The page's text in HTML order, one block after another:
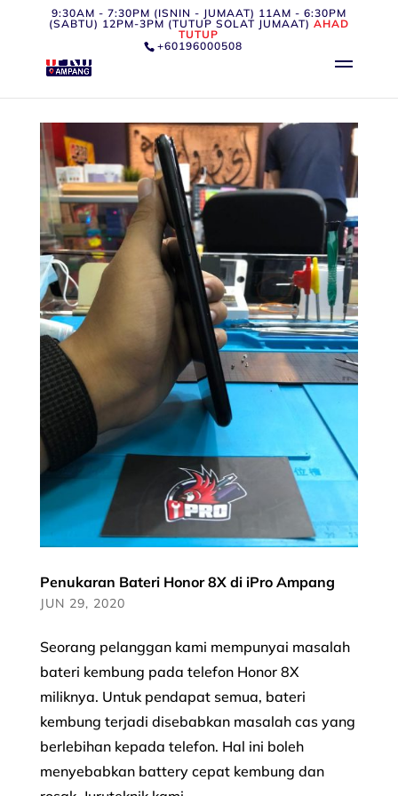
9:30AM - 7:30PM (ISNIN - JUMAAT) 11AM - 6:30PM
(SABTU) 12PM-3PM (TUTUP SOLAT JUMAAT) AHAD
TUTUP
+60196000508
Penukaran Bateri Honor 8X di iPro Ampang
JUN 29, 2020
Seorang pelanggan kami mempunyai masalah
bateri kembung pada telefon Honor 8X
miliknya. Untuk pendapat semua, bateri
kembung terjadi disebabkan masalah cas yang
berlebihan kepada telefon. Hal ini boleh
menyebabkan battery cepat kembung dan